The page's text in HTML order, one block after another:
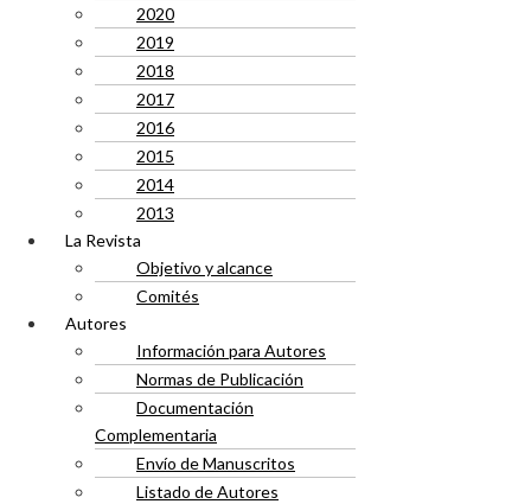
2020
2019
2018
2017
2016
2015
2014
2013
La Revista
Objetivo y alcance
Comités
Autores
Información para Autores
Normas de Publicación
Documentación
Complementaria
Envío de Manuscritos
Listado de Autores